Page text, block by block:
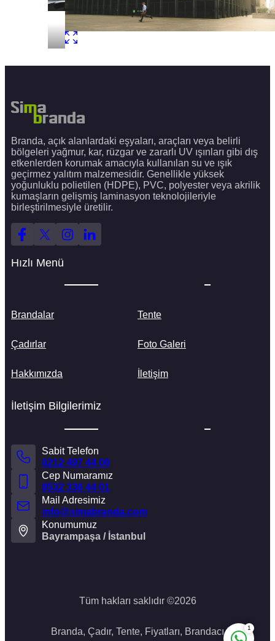
Branda, açık alanlardaki eşyaları, araçları veya belirli
bölgeleri yağmur, kar, rüzgar ve zararlı UV ışınları gibi dış
etkenlerden korumak amacıyla kullanılan su ve ışık
geçirmez yalıtım malzemesidir. Genellikle yüksek
yoğunluklu polietilen (HDPE), PVC, polyester veya akrilik
kumaşların gelişmiş laminasyon teknolojileriyle
birleştirilmesiyle üretilir.
Hızlı Menü
Brandalar Tente
Çadırlar Foto Galeri
Hakkımızda İletişim
İletişim Bilgilerimiz
Sabit Telefon
0212 497 44 00
Cep Numaramız
0532 336 44 01
Mail Adresimiz
info@simabranda.com
Konumumuz
Bayrampaşa / İstanbul
Tüm hakları saklıdır ©2026
Branda, Çadır, Tente, Fiyatları, Brandacı
Sima Branda ( Hikmet Deniz )
1